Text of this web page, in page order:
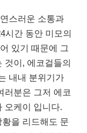
스러운 소통과
시간 동안 미모의
있기 때문에 그
것이, 에코걸들의
내내 분위기가
러분은 그저 에코
오케이 입니다.
을 리드해도 문